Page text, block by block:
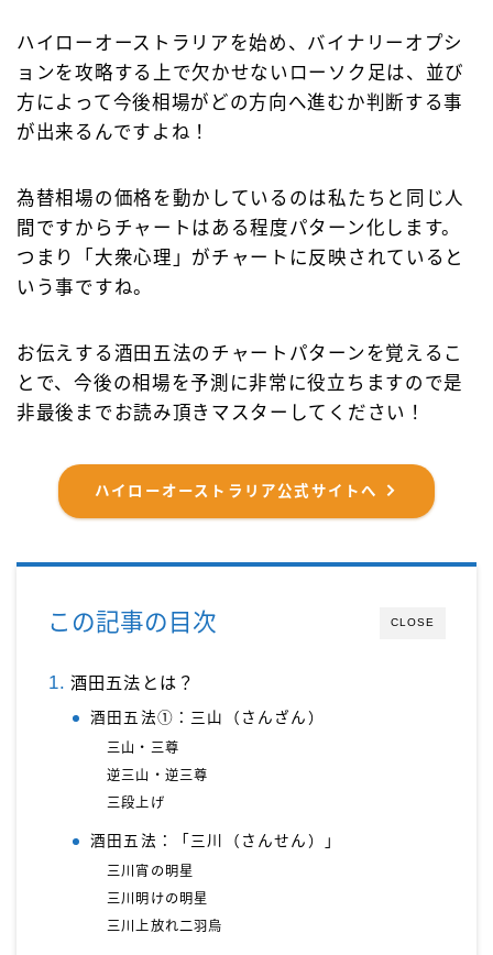
ハイローオーストラリアを始め、バイナリーオプシ
ョンを攻略する上で欠かせないローソク足は、並び
方によって今後相場がどの方向へ進むか判断する事
が出来るんですよね！
為替相場の価格を動かしているのは私たちと同じ人
間ですからチャートはある程度パターン化します。
つまり「大衆心理」がチャートに反映されていると
いう事ですね。
お伝えする酒田五法のチャートパターンを覚えるこ
とで、今後の相場を予測に非常に役立ちますので是
非最後までお読み頂きマスターしてください！
ハイローオーストラリア公式サイトへ
CLOSE
この記事の目次
酒田五法とは？
酒田五法①：三山（さんざん）
三山・三尊
逆三山・逆三尊
三段上げ
酒田五法：「三川（さんせん）」
三川宵の明星
三川明けの明星
三川上放れ二羽烏